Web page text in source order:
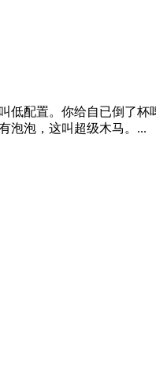
低配置。你给自已倒了
泡泡，这叫超级木马。...